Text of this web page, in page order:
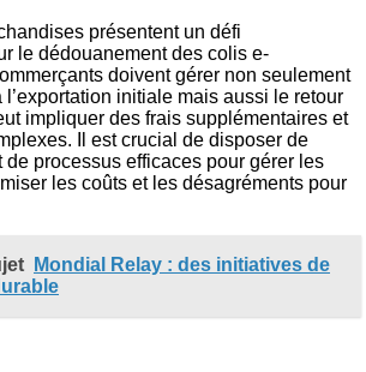
présentent un défi
le dédouanement des colis e-
doivent gérer non seulement
l’exportation initiale mais aussi le retour
impliquer des frais supplémentaires et
Il est crucial de disposer de
processus efficaces pour gérer les
les coûts et les désagréments pour
Mondial Relay : des initiatives de